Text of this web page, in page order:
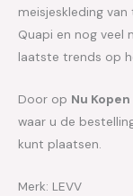
meisjeskleding van
Quapi en nog veel
laatste trends op
Door op Nu Kopen
waar u de
kunt plaatsen.
Merk: LEVV